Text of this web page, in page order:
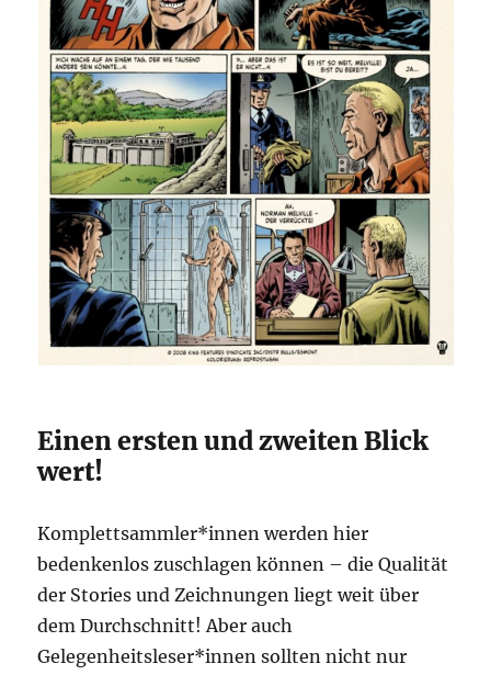
Einen ersten und zweiten Blick
wert!
Komplettsammler*innen werden hier
bedenkenlos zuschlagen können – die Qualität
der Stories und Zeichnungen liegt weit über
dem Durchschnitt! Aber auch
Gelegenheitsleser*innen sollten nicht nur